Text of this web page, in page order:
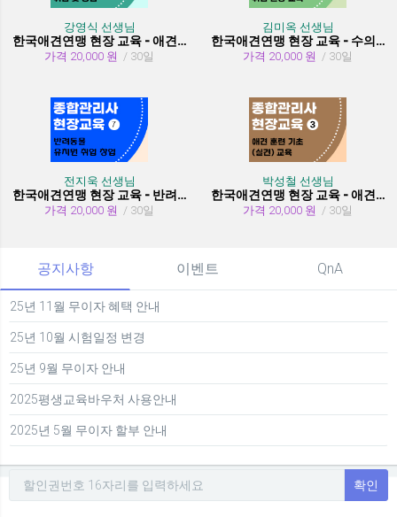
강영식 선생님
한국애견연맹 현장 교육 - 애견훈련사/핸들러 취업 및 창업
가격 20,000 원 / 30일
김미옥 선생님
한국애견연맹 현장 교육 - 수의테크니션(동물보건사) (취업 현장 교육)
가격 20,000 원 / 30일
전지욱 선생님
한국애견연맹 현장 교육 - 반려동물 유치원 취창업
가격 20,000 원 / 30일
박성철 선생님
한국애견연맹 현장 교육 - 애견 훈련 기초 (실견)
가격 20,000 원 / 30일
공지사항 이벤트 QnA
25년 11월 무이자 혜택 안내
25년 10월 시험일정 변경
25년 9월 무이자 안내
2025평생교육바우처 사용안내
2025년 5월 무이자 할부 안내
확인